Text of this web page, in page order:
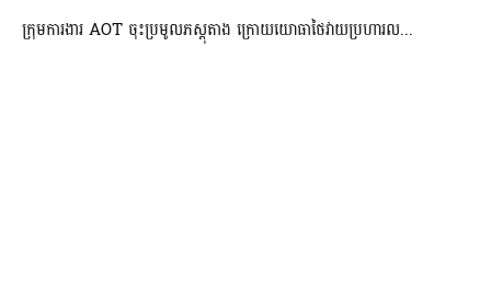
ក្រុមការងារ AOT ចុះប្រមូលភស្តុតាង ក្រោយយោធាថៃវាយប្រហារល...